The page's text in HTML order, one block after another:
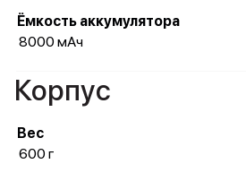
Ёмкость аккумулятора
8000 мАч
Корпус
Вес
600 г